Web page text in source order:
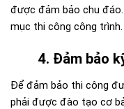
được đảm bảo chu
mục thi công công trình.
4. Đảm bảo
Để đảm bảo thi công
phải được đào tạo cơ